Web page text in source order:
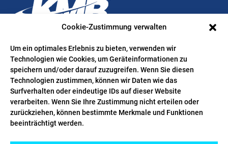
Cookie-Zustimmung verwalten
Um ein optimales Erlebnis zu bieten, verwenden wir
Technologien wie Cookies, um Geräteinformationen zu
speichern und/oder darauf zuzugreifen. Wenn Sie diesen
Technologien zustimmen, können wir Daten wie das
Surfverhalten oder eindeutige IDs auf dieser Website
verarbeiten. Wenn Sie Ihre Zustimmung nicht erteilen oder
zurückziehen, können bestimmte Merkmale und Funktionen
beeinträchtigt werden.
Bestellen Sie hier Ihren kostenlosen Newsletter. Wir verwenden
Ihre Mailadresse ausschließlich für den Zweck, Sie bei
Interesse über wertvolle News aus der Branche zu informieren.
Folgen Sie uns